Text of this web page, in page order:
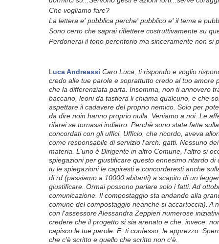
Che vogliamo fare?
La lettera e' pubblica perche' pubblico e' il tema e
Sono certo che saprai riflettere costruttivamente su
Perdonerai il tono perentorio ma sinceramente non si
L uca Andreassi Caro Luca, ti rispondo e voglio
credo alle tue parole e soprattutto credo al tuo amore
che la differenziata parta. Insomma, non ti annovero
baccano, leoni da tastiera li chiama qualcuno, e che
aspettare il cadavere del proprio nemico. Solo per
da dire noin hanno proprio nulla. Veniamo a noi. Le
rifarei se tornassi indietro. Perchè sono state fatte
concordati con gli uffici. Ufficio, che ricordo, aveva
come responsabile di servizio l'arch. gatti. Nessuno
materia. L'uno è Dirigente in altro Comune, l'altro si
spiegazioni per giustificare questo ennesimo ritardo
tu le spiegazioni le capiresti e concorderesti anche
di rd (passiamo a 10000 abitanti) a scapito di un
giustificare. Ormai possono parlare solo i fatti. Ad
comunicazione. Il compostaggio sta andando alla
comune del compostaggio neanche si accartoccia). A
con l'assessore Alessandra Zeppieri numerose
credere che il progetto si sia arenato e che, invece,
capisco le tue parole. E, ti confesso, le apprezzo.
che c'è scritto e quello che scritto non c'è.